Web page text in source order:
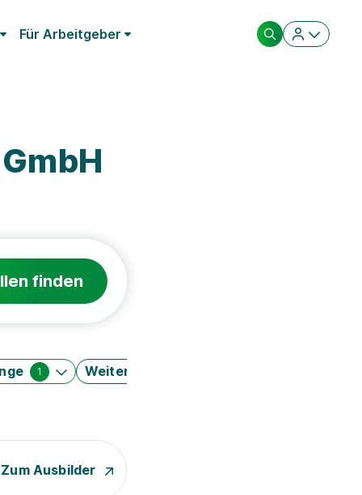
Für Arbeitgeber
finden
1 Weitere Filter
Zum Ausbilder